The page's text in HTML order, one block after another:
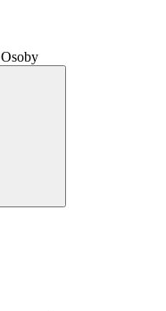
Osoby